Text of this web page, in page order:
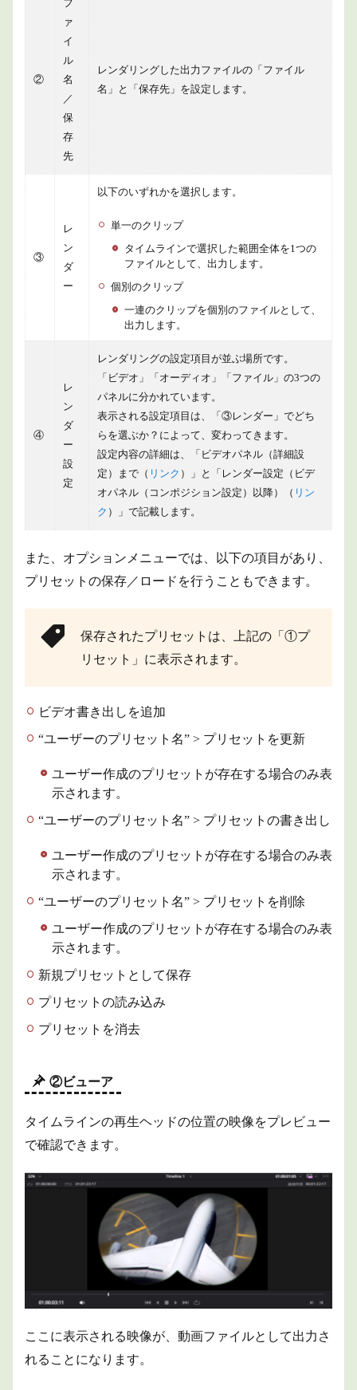
②
フ
ァ
イ
ル
名
／
保
存
先
レンダリングした出力ファイルの「ファイル
名」と「保存先」を設定します。
③
レ
ン
ダ
ー
以下のいずれかを選択します。
単一のクリップ
タイムラインで選択した範囲全体を1つの
ファイルとして、出力します。
個別のクリップ
一連のクリップを個別のファイルとして、
出力します。
④
レ
ン
ダ
ー
設
定
レンダリングの設定項目が並ぶ場所です。
「ビデオ」「オーディオ」「ファイル」の3つの
パネルに分かれています。
表示される設定項目は、「③レンダー」でどち
らを選ぶか？によって、変わってきます。
設定内容の詳細は、「ビデオパネル（詳細設
定）まで（ リンク ）」と「 レンダー設定（ビデ
オパネル（コンポジション設定）以降）（ リン
ク ） 」で記載します。
また、オプションメニューでは、以下の項目があり、
プリセットの保存／ロードを行うこともできます。
保存されたプリセットは、上記の「①プ
リセット」に表示されます。
ビデオ書き出しを追加
“ユーザーのプリセット名” > プリセットを更新
ユーザー作成のプリセットが存在する場合のみ表
示されます。
“ユーザーのプリセット名” > プリセットの書き出し
ユーザー作成のプリセットが存在する場合のみ表
示されます。
“ユーザーのプリセット名” > プリセットを削除
ユーザー作成のプリセットが存在する場合のみ表
示されます。
新規プリセットとして保存
プリセットの読み込み
プリセットを消去
②ビューア
タイムラインの再生ヘッドの位置の映像をプレビュー
で確認できます。
ここに表示される映像が、動画ファイルとして出力さ
れることになります。